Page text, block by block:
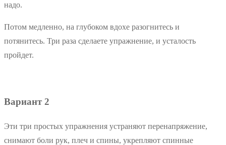
надо.
Потом медленно, на глубоком вдохе разогнитесь и
потянитесь. Три раза сделаете упражнение, и усталость
пройдет.
Вариант 2
Эти три простых упражнения устраняют перенапряжение,
снимают боли рук, плеч и спины, укрепляют спинные